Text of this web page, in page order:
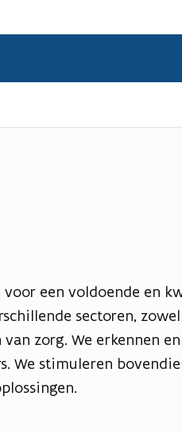
een voldoende en
sectoren,
zorg. We erkennen
We stimuleren